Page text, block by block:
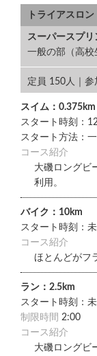
トライアスロン
スーパースプリ
一般の部（高校
定員 150人｜
スイム：0.375km
スタート時刻：
スタート方法：
コース紹介
大磯ロングビ
利用。
バイク：10km
スタート時刻：
コース紹介
ほとんどがフ
ラン：2.5km
スタート時刻：
制限時間 2:00
コース紹介
大磯ロングビ